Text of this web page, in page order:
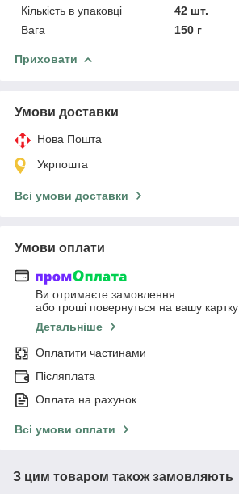
Кількість в упаковці
42 шт.
Вага
150 г
Приховати
Умови доставки
Нова Пошта
Укрпошта
Всі умови доставки
Умови оплати
Ви отримаєте замовлення
або гроші повернуться на вашу картку
Детальніше
Оплатити частинами
Післяплата
Оплата на рахунок
Всі умови оплати
З цим товаром також замовляють